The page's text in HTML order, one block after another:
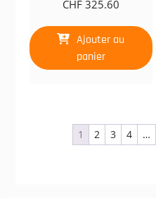
CHF325.60
Ajouter au
panier
1 2 3 4 …